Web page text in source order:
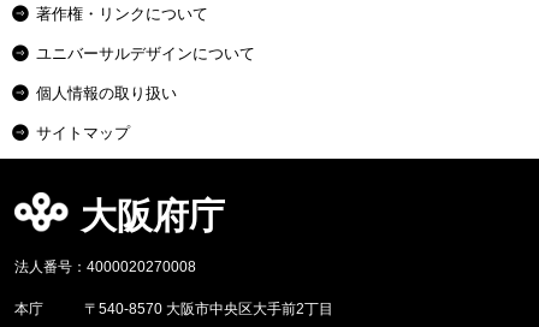
著作権・リンクについて
ユニバーサルデザインについて
個人情報の取り扱い
サイトマップ
大阪府庁
法人番号：4000020270008
本庁
〒540-8570 大阪市中央区大手前2丁目